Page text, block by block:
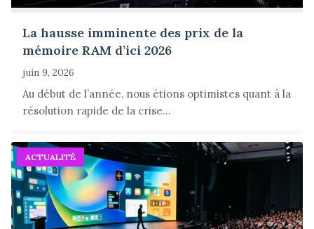
La hausse imminente des prix de la
mémoire RAM d’ici 2026
juin 9, 2026
Au début de l’année, nous étions optimistes quant à la
résolution rapide de la crise...
ACTUALITÉ